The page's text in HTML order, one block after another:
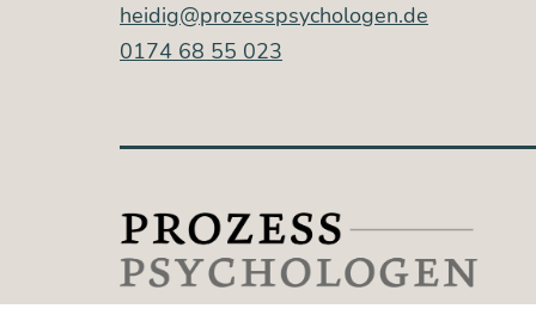
heidig@prozesspsychologen.de
0174 68 55 023